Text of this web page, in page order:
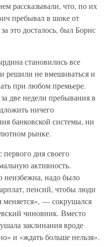
рассказывали, что, по их
пребывал в шоке от
это досталось, был Борис
становились все
решили не вмешиваться и
при любом премьере.
две недели пребывания в
ничего
банковской системы, ни
рынке.
дня своего
активность.
неизбежна, надо было
пенсий, чтобы люди
меняется», — сокрушался
чиновник. Вместо
заклинания вроде
и «ждать больше нельзя».